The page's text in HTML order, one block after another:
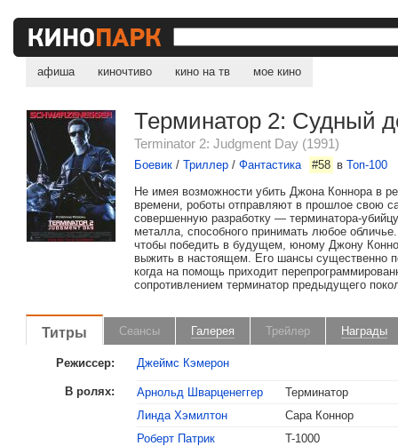
афиша киночтиво кино на тв мое кино
Терминатор 2: Судный
Terminator 2: Judgment Day (1991)
Боевик /Триллер /Фантастика #58 вТоп-100
Не имея возможности убить Джона Коннора в
времени, роботы отправляют в прошлое свою
совершенную разработку — терминатора-
металла, способного принимать любое
чтобы победить в будущем, юному Джону
выжить в настоящем. Его шансы существенно
когда на помощь приходит
сопротивлением терминатор предыдущего
Титры Сеансы Галерея Трейлер Награды
Режиссер: Джеймс Кэмерон
В ролях: Арнольд Шварценеггер
Терминатор
Линда Хэмилтон
Сара Коннор
Роберт Патрик
T-1000